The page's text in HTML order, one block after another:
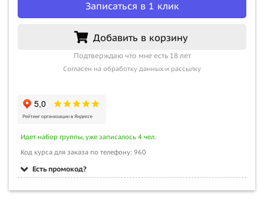
Записаться в 1 клик
Добавить в корзину
Подтверждаю что мне есть 18 лет
Согласен на обработку данных и рассылку
Идет набор группы, уже записалось 4 чел.
Код курса для заказа по телефону: 960
Есть промокод?